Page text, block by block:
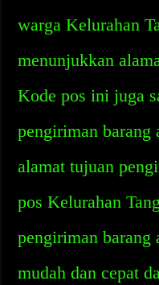
warga Kelurahan
menunjukkan
Kode pos ini juga
pengiriman barang
alamat tujuan
pos Kelurahan
pengiriman barang
mudah dan cepat